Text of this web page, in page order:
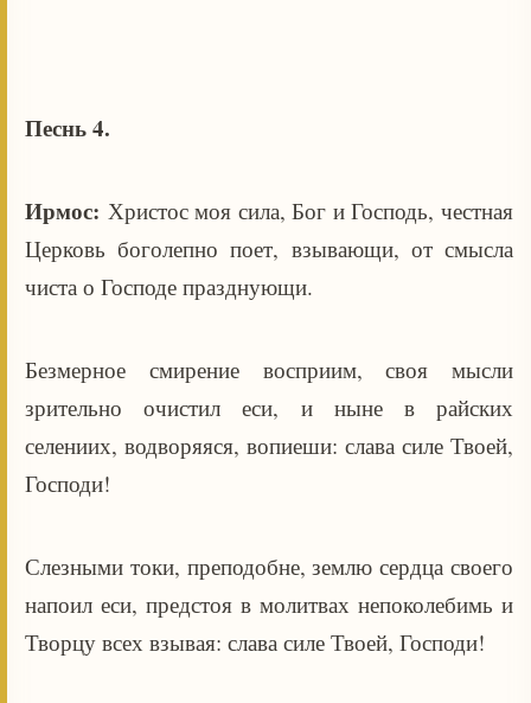
Песнь 4.
Ирмос: Христос моя сила, Бог и Господь, честная
Церковь боголепно поет, взывающи, от смысла
чиста о Господе празднующи.
Безмерное смирение восприим, своя мысли
зрительно очистил еси, и ныне в райских
селениих, водворяяся, вопиеши: слава силе Твоей,
Господи!
Слезными токи, преподобне, землю сердца своего
напоил еси, предстоя в молитвах непоколебимь и
Творцу всех взывая: слава силе Твоей, Господи!